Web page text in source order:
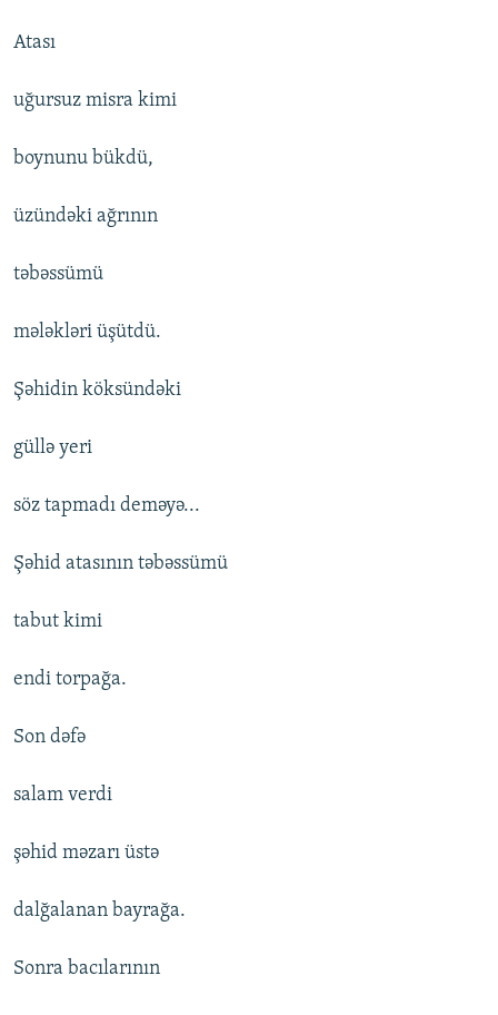
Atası
uğursuz misra kimi
boynunu bükdü,
üzündəki ağrının
təbəssümü
mələkləri üşütdü.
Şəhidin köksündəki
güllə yeri
söz tapmadı deməyə...
Şəhid atasının təbəssümü
tabut kimi
endi torpağa.
Son dəfə
salam verdi
şəhid məzarı üstə
dalğalanan bayrağa.
Sonra bacılarının